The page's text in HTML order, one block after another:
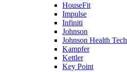
HouseFit
Impulse
Infiniti
Johnson
Johnson Health Tech
Kampfer
Kettler
Key Point